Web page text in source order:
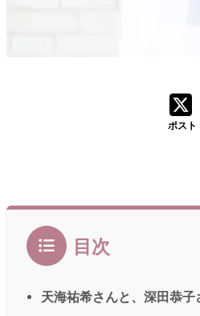
ポスト
目次
天海祐希さんと、深田恭子